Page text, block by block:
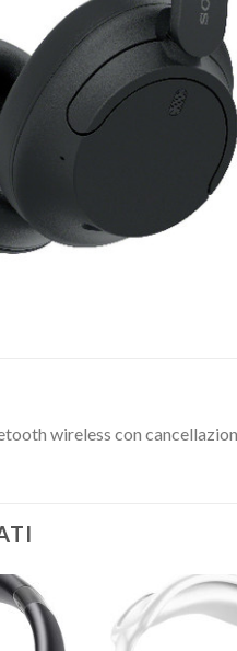
wireless con